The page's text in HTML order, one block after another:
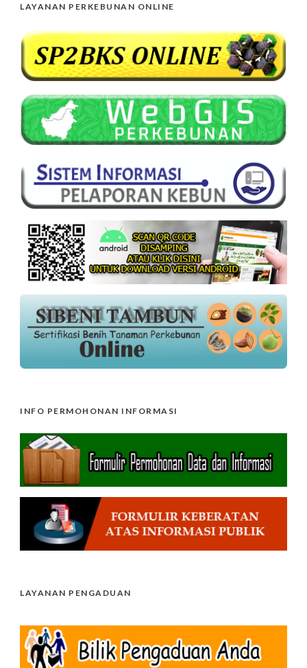
LAYANAN PERKEBUNAN ONLINE
INFO PERMOHONAN INFORMASI
LAYANAN PENGADUAN